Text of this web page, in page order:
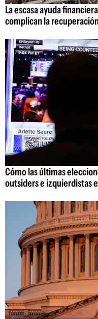
La escasa ayuda
complican la
Cómo las últimas
outsiders e izquierdistas